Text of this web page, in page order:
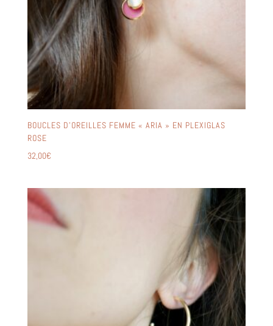
BOUCLES D’OREILLES FEMME « ARIA » EN PLEXIGLAS
ROSE
32,00€